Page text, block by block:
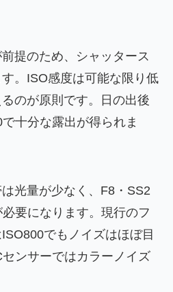
提のため、シャッタース
。ISO感度は可能な限り低
のが原則です。日の出後
十分な露出が得られま
光量が少なく、F8・SS2
要になります。現行のフ
でもノイズはほぼ目
ンサーではカラーノイズ